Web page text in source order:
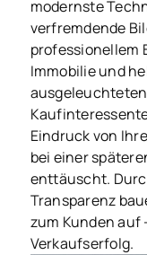
modernste
verfremdende
professionellem
Immobilie und
Eindruck von
bei einer
enttäuscht.
Transparenz
zum Kunden auf
Verkaufserfolg.